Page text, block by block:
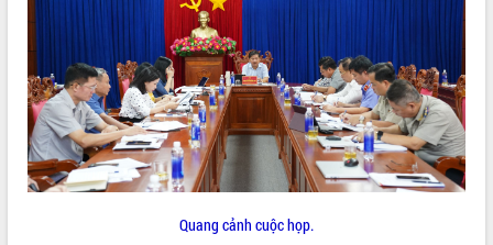
HỆ THỐNG VĂN BẢN
VĂN BẢN HĐND TỈNH
ĐIỂM TIN VĂN BẢN
QUY HOẠCH - KẾ HOẠCH
Quang cảnh cuộc họp.